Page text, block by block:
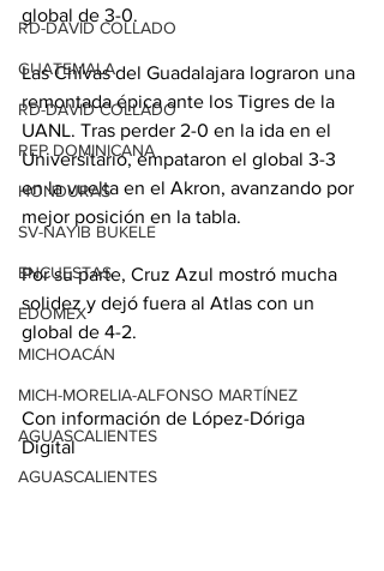
RD-DAVID COLLADO
GUATEMALA
RD-DAVID COLLADO
REP DOMINICANA
HONDURAS
SV-NAYIB BUKELE
ENCUESTAS
EDOMEX
MICHOACÁN
MICH-MORELIA-ALFONSO MARTÍNEZ
AGUASCALIENTES
AGUASCALIENTES
global de 3-0.
Las Chivas del Guadalajara lograron una
remontada épica ante los Tigres de la
UANL. Tras perder 2-0 en la ida en el
Universitario, empataron el global 3-3
en la vuelta en el Akron, avanzando por
mejor posición en la tabla.
Por su parte, Cruz Azul mostró mucha
solidez y dejó fuera al Atlas con un
global de 4-2.
Con información de López-Dóriga
Digital